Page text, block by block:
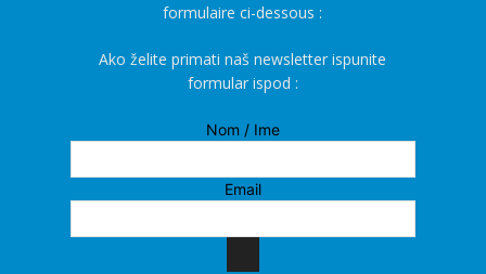
formulaire ci-dessous :
Ako želite primati naš newsletter ispunite
formular ispod :
Nom / Ime
Email